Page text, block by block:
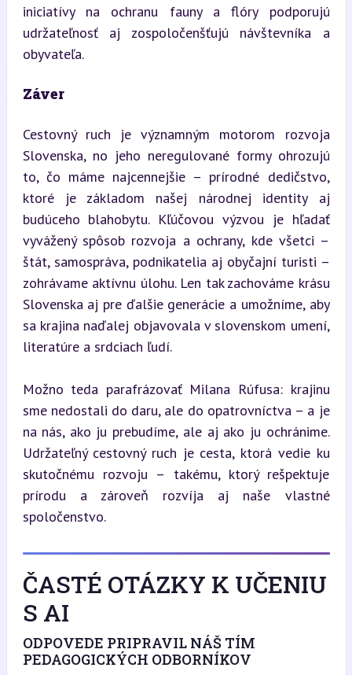
iniciatívy na ochranu fauny a flóry podporujú
udržateľnosť aj zospoločenšťujú návštevníka a
obyvateľa.
Záver
Cestovný ruch je významným motorom rozvoja
Slovenska, no jeho neregulované formy ohrozujú
to, čo máme najcennejšie – prírodné dedičstvo,
ktoré je základom našej národnej identity aj
budúceho blahobytu. Kľúčovou výzvou je hľadať
vyvážený spôsob rozvoja a ochrany, kde všetci –
štát, samospráva, podnikatelia aj obyčajní turisti –
zohrávame aktívnu úlohu. Len tak zachováme krásu
Slovenska aj pre ďalšie generácie a umožníme, aby
sa krajina naďalej objavovala v slovenskom umení,
literatúre a srdciach ľudí.
Možno teda parafrázovať Milana Rúfusa: krajinu
sme nedostali do daru, ale do opatrovníctva – a je
na nás, ako ju prebudíme, ale aj ako ju ochránime.
Udržateľný cestovný ruch je cesta, ktorá vedie ku
skutočnému rozvoju – takému, ktorý rešpektuje
prírodu a zároveň rozvíja aj naše vlastné
spoločenstvo.
ČASTÉ OTÁZKY K UČENIU
S AI
ODPOVEDE PRIPRAVIL NÁŠ TÍM
PEDAGOGICKÝCH ODBORNÍKOV